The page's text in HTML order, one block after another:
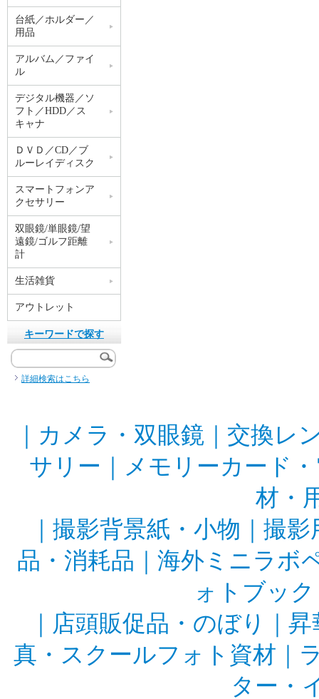
台紙／ホルダー／
用品
アルバム／ファイ
ル
デジタル機器／ソ
フト／HDD／ス
キャナ
ＤＶＤ／CD／ブ
ルーレイディスク
スマートフォンア
クセサリー
双眼鏡/単眼鏡/望
遠鏡/ゴルフ距離
計
生活雑貨
アウトレット
キーワードで探す
詳細検索はこちら
カメラ・双眼鏡
交換レ
サリー
メモリーカード
材・
撮影背景紙・小物
撮影
品・消耗品
海外ミニラボ
ォトブッ
店頭販促品・のぼり
昇
真・スクールフォト資材
ター・